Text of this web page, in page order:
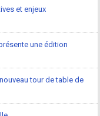
et enjeux
une édition
tour de table de